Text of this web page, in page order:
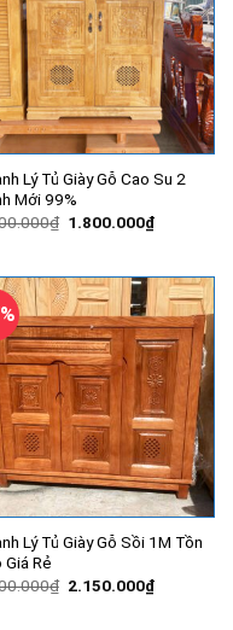
Lý Tủ Giày Gỗ Cao Su 2
Mới 99%
₫ Giá
1.800.000₫Giá
hiện
Lý Tủ Giày Gỗ Sồi 1M Tồn
Giá Rẻ
₫ Giá
2.150.000₫Giá
hiện